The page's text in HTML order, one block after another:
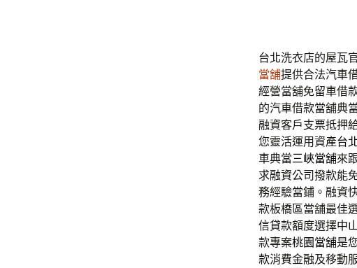
台北洗衣店的屋瓦
當舖提供合法汽車
經營當舖免留車借
的汽車借款當舖典
融資客戶支票抵押
您靈活運用資產台
車典當三峽當舖來
求融資公司撥款能
務經驗當鋪。融資
款板橋區當舖最佳
信貸款額度選擇中
款專案桃園當舖是
款消費金融及移動